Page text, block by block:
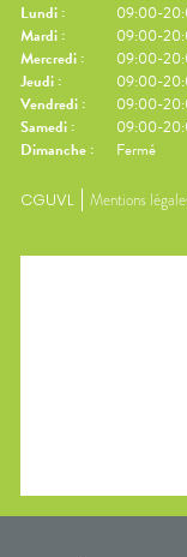
Lundi :
09:00-
Mardi :
09:00-
Mercredi :
09:00-
Jeudi :
09:00-
Vendredi :
09:00-
Samedi :
09:00-
Dimanche : Fermé
CGUVL Mentions